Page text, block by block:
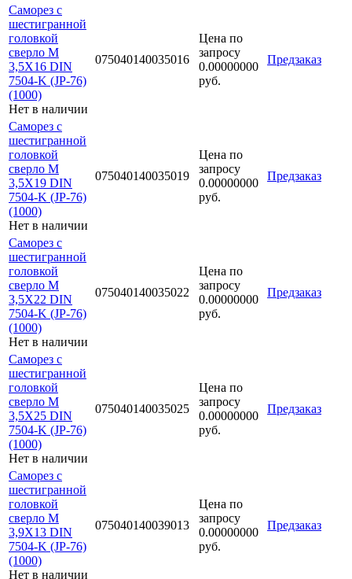
Саморез с
шестигранной
головкой
сверло М
3,5Х16 DIN
7504-K (JP-76)
(1000)
Нет в наличии
075040140035016
Цена по
запросу
0.00000000
руб.
Предзаказ
Саморез с
шестигранной
головкой
сверло М
3,5Х19 DIN
7504-K (JP-76)
(1000)
Нет в наличии
075040140035019
Цена по
запросу
0.00000000
руб.
Предзаказ
Саморез с
шестигранной
головкой
сверло М
3,5Х22 DIN
7504-K (JP-76)
(1000)
Нет в наличии
075040140035022
Цена по
запросу
0.00000000
руб.
Предзаказ
Саморез с
шестигранной
головкой
сверло М
3,5Х25 DIN
7504-K (JP-76)
(1000)
Нет в наличии
075040140035025
Цена по
запросу
0.00000000
руб.
Предзаказ
Саморез с
шестигранной
головкой
сверло М
3,9Х13 DIN
7504-K (JP-76)
(1000)
Нет в наличии
075040140039013
Цена по
запросу
0.00000000
руб.
Предзаказ